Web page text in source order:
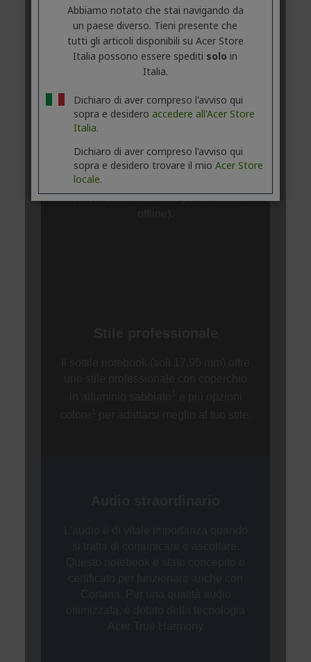
Abbiamo notato che stai navigando da
un paese diverso. Tieni presente che
tutti gli articoli disponibili su Acer Store
Italia possono essere spediti solo in
Italia.
Dichiaro di aver compreso l'avviso qui
sopra e desidero accedere all'Acer Store
Italia.
Dichiaro di aver compreso l'avviso qui
sopra e desidero trovare il mio Acer Store
locale.